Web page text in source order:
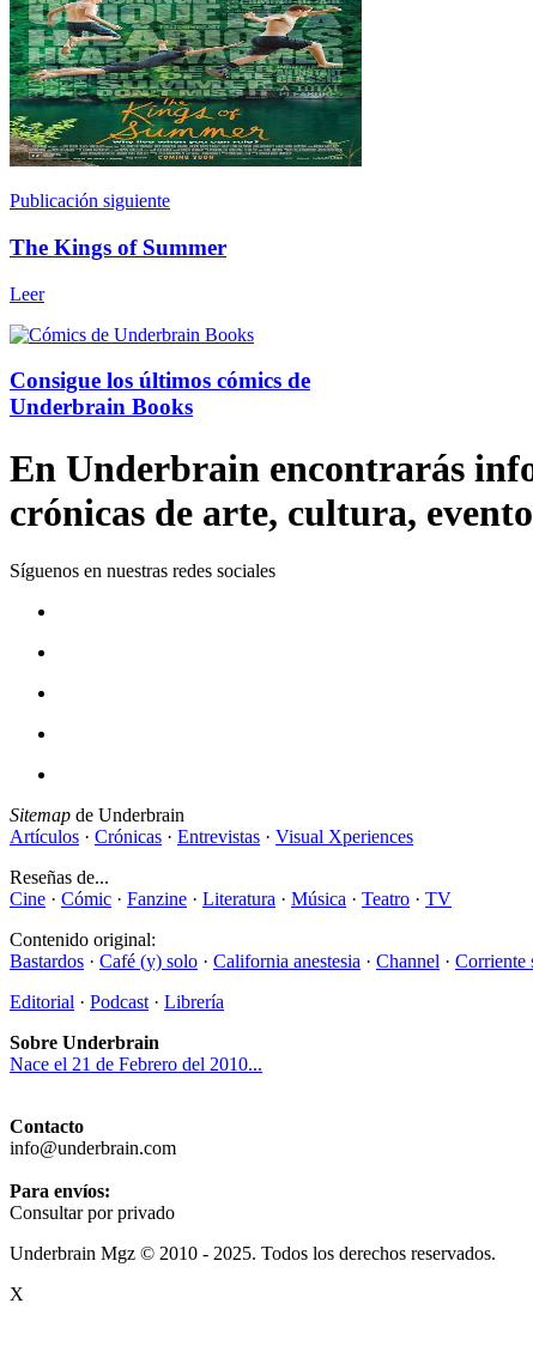
Publicación siguiente
The Kings of Summer
Leer
Consigue los últimos cómics de
Underbrain Books
En Underbrain encontrarás
crónicas de arte, cultura,
Síguenos en nuestras redes sociales
Sitemap de Underbrain
Artículos · Crónicas · Entrevistas · Visual Xperiences
Reseñas de...
Cine · Cómic · Fanzine · Literatura · Música · Teatro · TV
Contenido original:
Bastardos · Café (y) solo · California anestesia · Channel · Corriente
Editorial · Podcast · Librería
Sobre Underbrain
Nace el 21 de Febrero del 2010...
Contacto
info@underbrain.com
Para envíos:
Consultar por privado
Underbrain Mgz © 2010 - 2025. Todos los derechos reservados.
X